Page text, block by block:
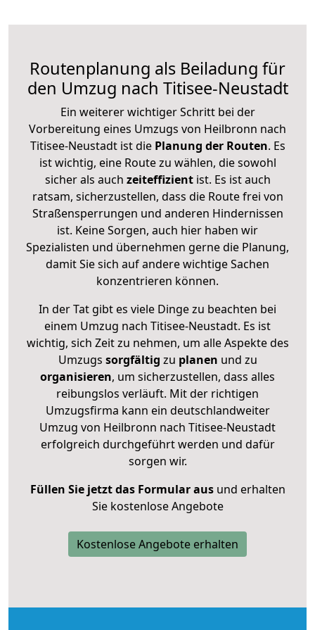
Routenplanung als Beiladung für
den Umzug nach Titisee-Neustadt
Ein weiterer wichtiger Schritt bei der
Vorbereitung eines Umzugs von Heilbronn nach
Titisee-Neustadt ist diePlanung der Routen. Es
ist wichtig, eine Route zu wählen, die sowohl
sicher als auch zeiteffizientist. Es ist auch
ratsam, sicherzustellen, dass die Route frei von
Straßensperrungen und anderen Hindernissen
ist. Keine Sorgen, auch hier haben wir
Spezialisten und übernehmen gerne die Planung,
damit Sie sich auf andere wichtige Sachen
konzentrieren können.
In der Tat gibt es viele Dinge zu beachten bei
einem Umzug nach Titisee-Neustadt. Es ist
wichtig, sich Zeit zu nehmen, um alle Aspekte des
Umzugs sorgfältig zu planen und zu
organisieren, um sicherzustellen, dass alles
reibungslos verläuft. Mit der richtigen
Umzugsfirma kann ein deutschlandweiter
Umzug von Heilbronn nach Titisee-Neustadt
erfolgreich durchgeführt werden und dafür
sorgen wir.
Füllen Sie jetzt das Formular ausund erhalten
Sie kostenlose Angebote
Kostenlose Angebote erhalten